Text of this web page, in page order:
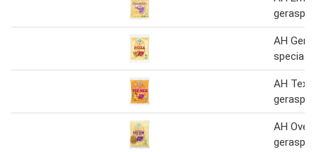
AH
speciaal
AH Tex-
AH